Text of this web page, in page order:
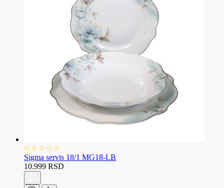
Sigma servis 18/1 MG18-LB
10.999 RSD